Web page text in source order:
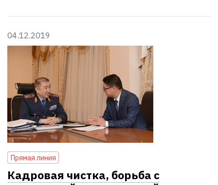
04.12.2019
Прямая линия
Кадровая чистка, борьба с